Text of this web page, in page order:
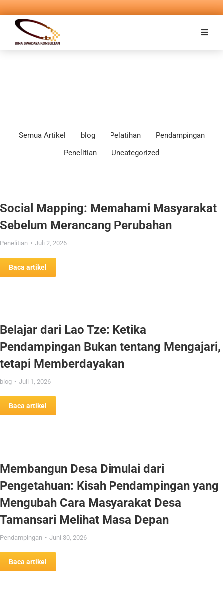
Semua Artikel blog Pelatihan
Pendampingan
Penelitian
Uncategorized
Social Mapping: Memahami Masyarakat
Sebelum Merancang Perubahan
Penelitian Juli 2, 2026
Baca artikel
Belajar dari Lao Tze: Ketika
Pendampingan Bukan tentang Mengajari,
tetapi Memberdayakan
blog Juli 1, 2026
Baca artikel
Membangun Desa Dimulai dari
Pengetahuan: Kisah Pendampingan yang
Mengubah Cara Masyarakat Desa
Tamansari Melihat Masa Depan
Pendampingan Juni 30, 2026
Baca artikel